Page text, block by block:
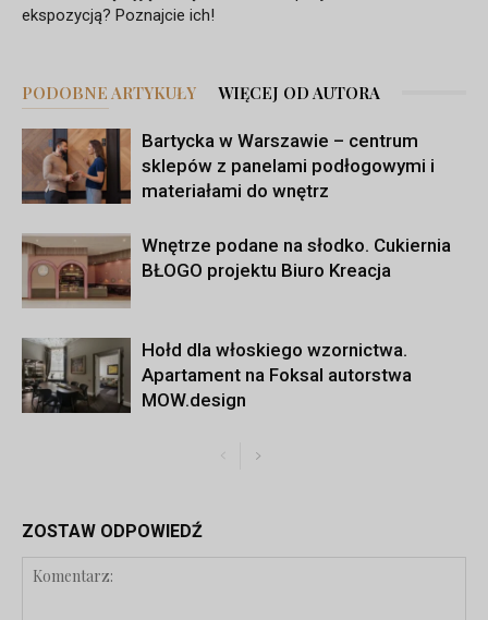
ekspozycją? Poznajcie ich!
PODOBNE ARTYKUŁY WIĘCEJ OD AUTORA
Bartycka w Warszawie – centrum
sklepów z panelami podłogowymi i
materiałami do wnętrz
Wnętrze podane na słodko. Cukiernia
BŁOGO projektu Biuro Kreacja
Hołd dla włoskiego wzornictwa.
Apartament na Foksal autorstwa
MOW.design
ZOSTAW ODPOWIEDŹ